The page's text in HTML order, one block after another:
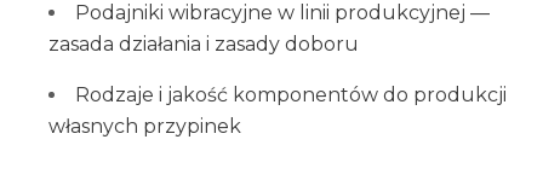
Podajniki wibracyjne w linii produkcyjnej —
zasada działania i zasady doboru
Rodzaje i jakość komponentów do produkcji
własnych przypinek